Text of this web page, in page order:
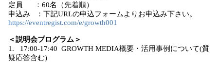
定員 ：60名（先着順）
申込み ：下記URLの申込フォームよりお申込み下さい。
https://eventregist.com/e/growth001
＜説明会プログラム＞
1. 17:00-17:40 GROWTH MEDIA概要・活用事例について(質
疑応答含む)